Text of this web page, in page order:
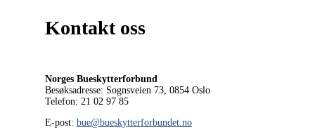
Kontakt oss
Norges Bueskytterforbund
Besøksadresse: Sognsveien 73, 0854 Oslo
Telefon: 21 02 97 85
E-post: bue@bueskytterforbundet.no